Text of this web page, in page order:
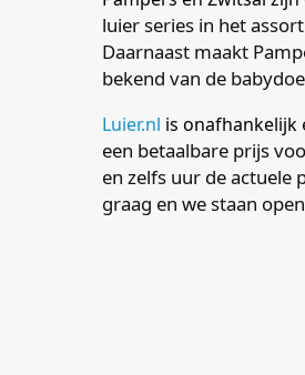
luier series in het
Daarnaast maakt
bekend van de
Luier.nl is onafhankelijk
een betaalbare prijs
en zelfs uur de actuele
graag en we staan